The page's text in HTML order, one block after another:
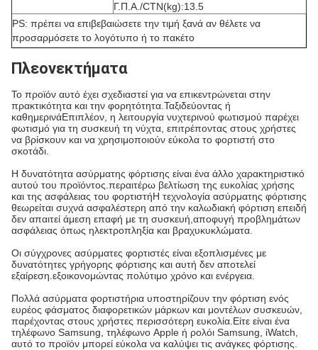
Γ.Π.Α./CTN(kg):13.5
PS: πρέπει να επιβεβαιώσετε την τιμή ξανά αν θέλετε να
προσαρμόσετε το λογότυπο ή το πακέτο
Πλεονεκτήματα
Το προϊόν αυτό έχει σχεδιαστεί για να επικεντρώνεται στην
πρακτικότητα και την φορητότητα.Ταξιδεύοντας ή
καθημερινάΕπιπλέον, η λειτουργία νυχτερινού φωτισμού παρέχει
φωτισμό για τη συσκευή τη νύχτα, επιτρέποντας στους χρήστες
να βρίσκουν και να χρησιμοποιούν εύκολα το φορτιστή στο
σκοτάδι.
Η δυνατότητα ασύρματης φόρτισης είναι ένα άλλο χαρακτηριστικό
αυτού του προϊόντος.περαιτέρω βελτίωση της ευκολίας χρήσης
και της ασφάλειας του φορτιστήΗ τεχνολογία ασύρματης φόρτισης
θεωρείται συχνά ασφαλέστερη από την καλωδιακή φόρτιση επειδή
δεν απαιτεί άμεση επαφή με τη συσκευή,αποφυγή προβλημάτων
ασφάλειας όπως ηλεκτροπληξία και βραχυκυκλώματα.
Οι σύγχρονες ασύρματες φορτιστές είναι εξοπλισμένες με
δυνατότητες γρήγορης φόρτισης και αυτή δεν αποτελεί
εξαίρεση.εξοικονομώντας πολύτιμο χρόνο και ενέργεια.
Πολλά ασύρματα φορτιστήρια υποστηρίζουν την φόρτιση ενός
ευρέος φάσματος διαφορετικών μάρκων και μοντέλων συσκευών,
παρέχοντας στους χρήστες περισσότερη ευκολία.Είτε είναι ένα
τηλέφωνο Samsung, τηλέφωνο Apple ή ρολόι Samsung, iWatch,
αυτό το προϊόν μπορεί εύκολα να καλύψει τις ανάγκες φόρτισης.